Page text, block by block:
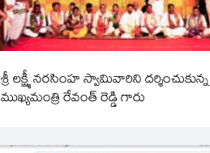
శ్రీ లక్ష్మీ నరసింహ స్వామివారిని దర్శించుకున్న
ముఖ్యమంత్రి రేవంత్ రెడ్డి గారు